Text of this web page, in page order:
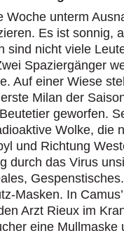
Woche unterm
Es ist sonnig,
sind nicht viele
Spaziergänger
Auf einer Wiese
Milan der
geworfen.
Wolke, die
und Richtung
durch das Virus
Masken. In
Arzt Rieux im
eine